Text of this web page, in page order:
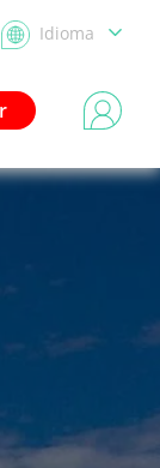
Idioma